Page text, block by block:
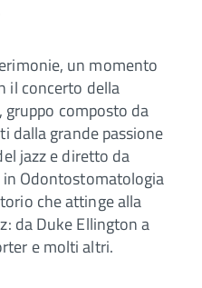
un momento
il concerto della
gruppo composto da
dalla grande passione
jazz e diretto da
in Odontostomatologia
che attinge alla
da Duke Ellington a
e molti altri.